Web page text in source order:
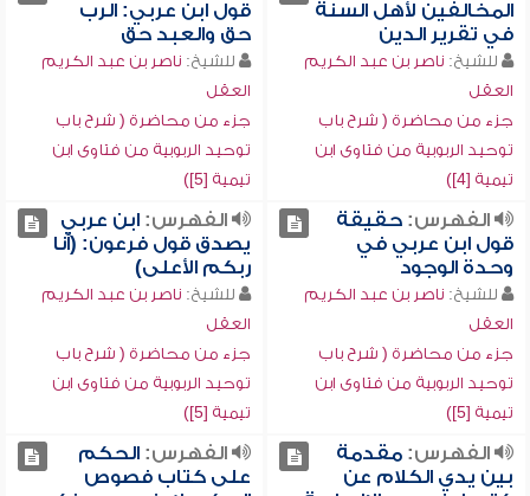
المخالفين لأهل السنة
في تقرير الدين
للشيخ: ناصر بن عبد الكريم
العقل
جزء من محاضرة ( شرح باب
توحيد الربوبية من فتاوى ابن
تيمية [4])
قول ابن عربي: الرب
حق والعبد حق
للشيخ: ناصر بن عبد الكريم
العقل
جزء من محاضرة ( شرح باب
توحيد الربوبية من فتاوى ابن
تيمية [5])
الفهرس:حقيقة
قول ابن عربي في
وحدة الوجود
للشيخ: ناصر بن عبد الكريم
العقل
جزء من محاضرة ( شرح باب
توحيد الربوبية من فتاوى ابن
تيمية [5])
الفهرس:ابن عربي
يصدق قول فرعون: (أنا
ربكم الأعلى)
للشيخ: ناصر بن عبد الكريم
العقل
جزء من محاضرة ( شرح باب
توحيد الربوبية من فتاوى ابن
تيمية [5])
الفهرس:مقدمة
بين يدي الكلام عن
الفهرس:الحكم
على كتاب فصوص